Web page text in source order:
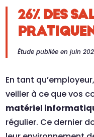
26% DES
Étude publiée en juin
En tant
veiller à ce que vos
matériel
régulier. Ce dernier